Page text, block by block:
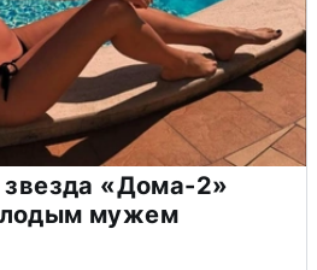
звезда «Дома-2»
мужем